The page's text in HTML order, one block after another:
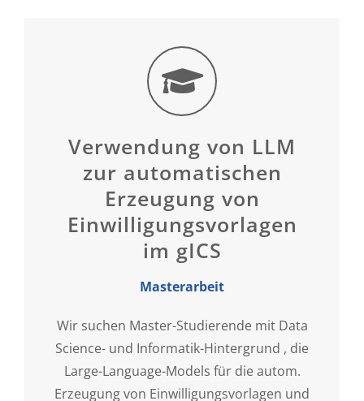
Verwendung von LLM
zur automatischen
Erzeugung von
Einwilligungsvorlagen
im gICS
Masterarbeit
Wir suchen Master-Studierende mit Data
Science- und Informatik-Hintergrund , die
Large-Language-Models für die autom.
Erzeugung von Einwilligungsvorlagen und